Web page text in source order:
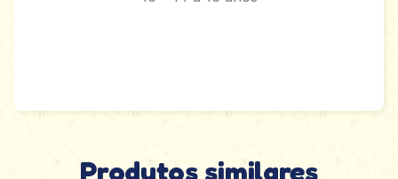
Produtos similares